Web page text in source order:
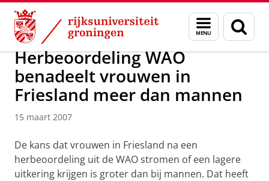
Skip
Content
Skip
Navigation
Menu
en
zoeken
Over ons Actueel Nieuws Nieuwsberichten
Herbeoordeling WAO
benadeelt vrouwen in
Friesland meer dan mannen
15 maart 2007
De kans dat vrouwen in Friesland na een
herbeoordeling uit de WAO stromen of een lagere
uitkering krijgen is groter dan bij mannen. Dat heeft